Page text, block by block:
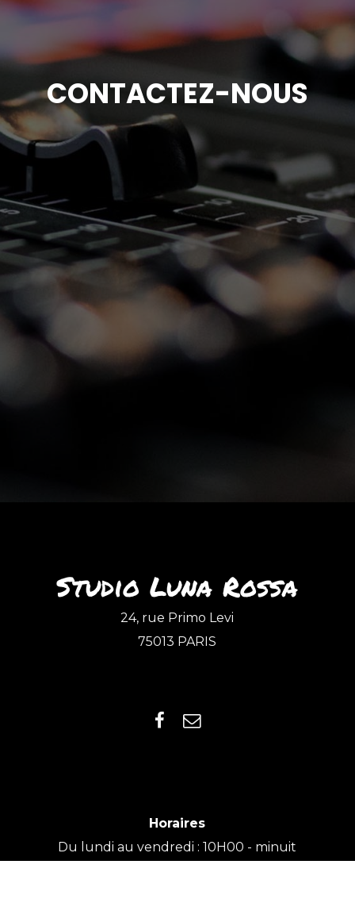
CONTACTEZ-NOUS
Studio Luna Rossa
24, rue Primo Levi
75013 PARIS
Horaires
Du lundi au vendredi : 10H00 - minuit